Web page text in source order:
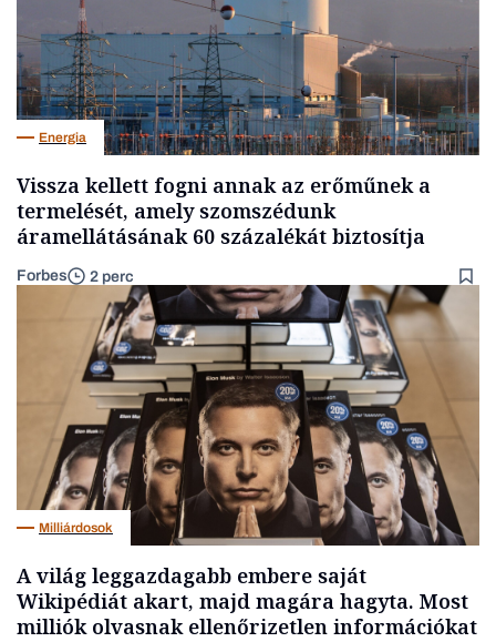
Energia
Vissza kellett fogni annak az erőműnek a
termelését, amely szomszédunk
áramellátásának 60 százalékát biztosítja
Forbes 2 perc
Milliárdosok
A világ leggazdagabb embere saját
Wikipédiát akart, majd magára hagyta. Most
milliók olvasnak ellenőrizetlen információkat